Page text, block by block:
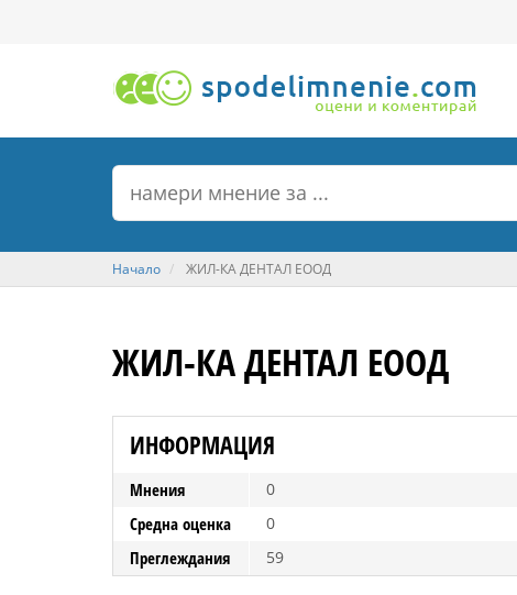
Начало ЖИЛ-КА ДЕНТАЛ ЕООД
ЖИЛ-КА ДЕНТАЛ ЕООД
ИНФОРМАЦИЯ
Мнения 0
Средна оценка 0
Преглеждания 59